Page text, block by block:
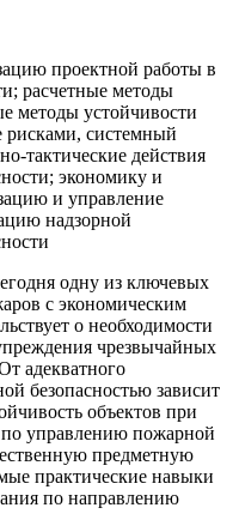
проектной работы в
расчетные методы
методы устойчивости
рисками, системный
тактические действия
экономику и
и управление
надзорной
одну из ключевых
с экономическим
о необходимости
чрезвычайных
адекватного
безопасностью зависит
объектов при
управлению пожарной
предметную
практические навыки
по направлению